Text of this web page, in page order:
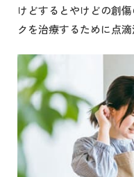
けどするとやけどの創
クを治療するために点